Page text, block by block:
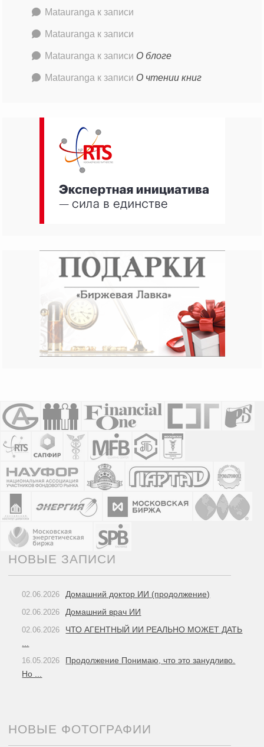
Matauranga к записи
Matauranga к записи
Matauranga к записи О блоге
Matauranga к записи О чтении книг
НОВЫЕ ЗАПИСИ
02.06.2026 Домашний доктор ИИ (продолжение)
02.06.2026 Домашний врач ИИ
02.06.2026
ЧТО АГЕНТНЫЙ ИИ РЕАЛЬНО МОЖЕТ ДАТЬ
16.05.2026
Продолжение Понимаю, что это занудливо.
Но ...
НОВЫЕ ФОТОГРАФИИ